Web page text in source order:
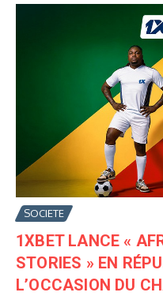
SOCIETE
1XBET LANCE «
STORIES » EN
L’OCCASION DU